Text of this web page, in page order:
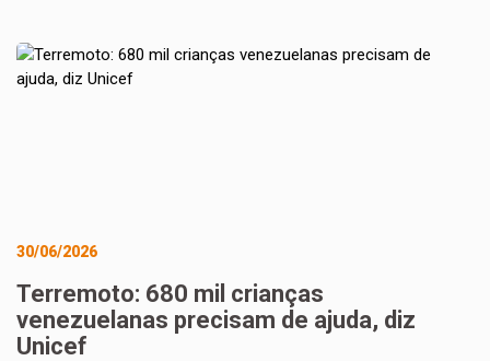
30/06/2026
Terremoto: 680 mil crianças
venezuelanas precisam de ajuda, diz
Unicef